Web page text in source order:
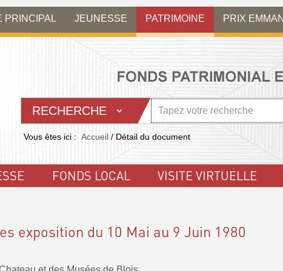
PRINCIPAL JEUNESSE PATRIMOINE PRIX
RECHERCHE
Vous êtes ici : Accueil / Détail du document
FONDS LOCAL VISITE VIRTUELLE
exposition du 10 Mai au 9 Juin 1980